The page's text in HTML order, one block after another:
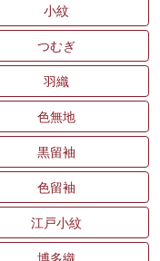
小紋
つむぎ
羽織
色無地
黒留袖
色留袖
江戸小紋